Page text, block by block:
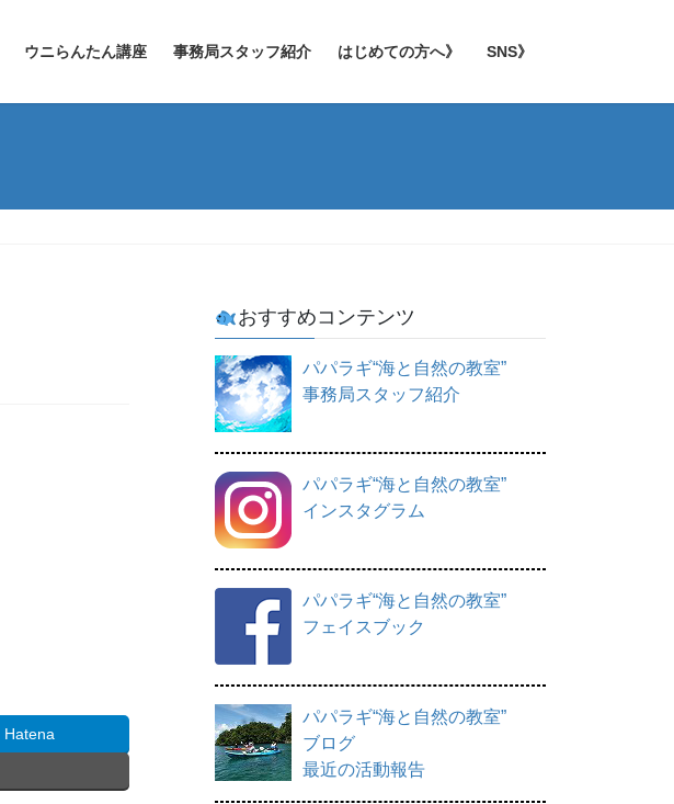
ウニらんたん講座 事務局スタッフ紹介 はじめての方へ》 SNS》
Hatena
おすすめコンテンツ
パパラギ“海と自然の教室”
事務局スタッフ紹介
パパラギ“海と自然の教室”
インスタグラム
パパラギ“海と自然の教室”
フェイスブック
パパラギ“海と自然の教室”
ブログ
最近の活動報告